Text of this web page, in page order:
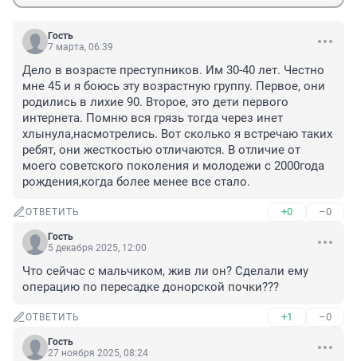
Гость
7 марта, 06:39
Дело в возрасте преступников. Им 30-40 лет. Честно
мне 45 и я боюсь эту возрастную группу. Первое, они
родились в лихие 90. Второе, это дети первого
интернета. Помню вся грязь тогда через инет
хлынула,насмотрелись. Вот сколько я встречаю таких
ребят, они жесткостью отличаются. В отличие от
моего советского поколения и молодежи с 2000года
рождения,когда более менее все стало.
ОТВЕТИТЬ +0 –0
Гость
5 декабря 2025, 12:00
Что сейчас с мальчиком, жив ли он? Сделали ему
операцию по пересадке донорской почки???
ОТВЕТИТЬ +1 –0
Гость
27 ноября 2025, 08:24